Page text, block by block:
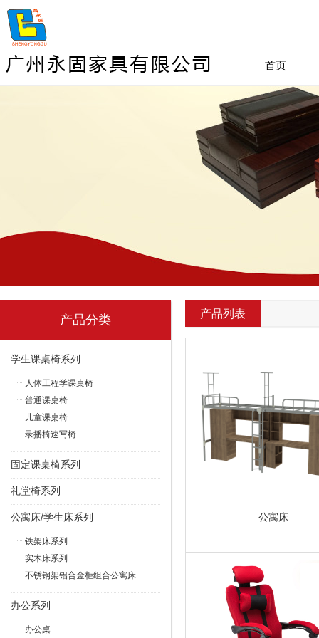
首页
产品分类
学生课桌椅系列
人体工程学课桌椅
普通课桌椅
儿童课桌椅
录播椅速写椅
固定课桌椅系列
礼堂椅系列
公寓床/学生床系列
铁架床系列
实木床系列
不锈钢架铝合金柜组合公寓床
办公系列
办公桌
产品列表
公寓床